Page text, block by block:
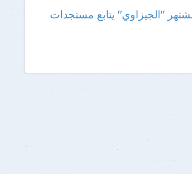
"الجيزاوي" يتابع مستجدات